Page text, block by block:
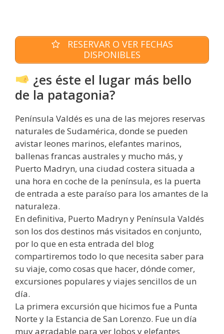
RESERVAR O VER FECHAS
DISPONIBLES
¿es éste el lugar más bello
de la patagonia?
Península Valdés es una de las mejores reservas
naturales de Sudamérica, donde se pueden
avistar leones marinos, elefantes marinos,
ballenas francas australes y mucho más, y
Puerto Madryn, una ciudad costera situada a
una hora en coche de la península, es la puerta
de entrada a este paraíso para los amantes de la
naturaleza.
En definitiva, Puerto Madryn y Península Valdés
son los dos destinos más visitados en conjunto,
por lo que en esta entrada del blog
compartiremos todo lo que necesita saber para
su viaje, como cosas que hacer, dónde comer,
excursiones populares y viajes sencillos de un
día.
La primera excursión que hicimos fue a Punta
Norte y la Estancia de San Lorenzo. Fue un día
muy agradable para ver lobos y elefantes